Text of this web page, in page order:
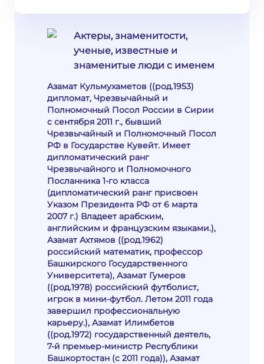
Актеры, знаменитости,
ученые, известные и
знаменитые люди с именем
Азамат Кульмухаметов ((род.1953)
дипломат, Чрезвычайный и
Полномочный Посол России в Сирии
с сентября 2011 г., бывший
Чрезвычайный и Полномочный Посол
РФ в Государстве Кувейт. Имеет
дипломатический ранг
Чрезвычайного и Полномочного
Посланника 1-го класса
(дипломатический ранг присвоен
Указом Президента РФ от 6 марта
2007 г.) Владеет арабским,
английским и французским языками.),
Азамат Ахтямов ((род.1962)
российский математик, профессор
Башкирского Государственного
Университета), Азамат Гумеров
((род.1978) российский футболист,
игрок в мини-футбол. Летом 2011 года
завершил профессиональную
карьеру.), Азамат Илимбетов
((род.1972) государственный деятель,
7-й премьер-министр Республики
Башкортостан (с 2011 года)), Азамат